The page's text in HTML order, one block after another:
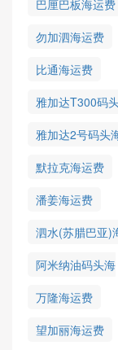
巴厘巴板海运费
勿加泗海运费
比通海运费
雅加达T300码
海运费
雅加达2号码头
运费
默拉克海运费
潘姜海运费
泗水(苏腊巴亚)
阿米纳油码头海
万隆海运费
望加丽海运费